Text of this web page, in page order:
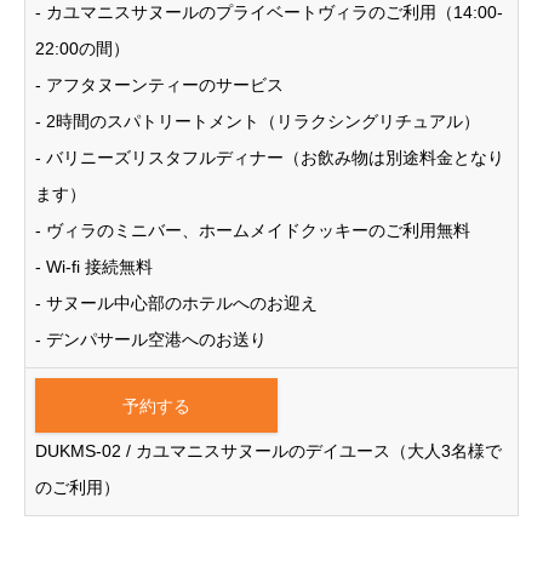
- カユマニスサヌールのプライベートヴィラのご利用（14:00-
22:00の間）
- アフタヌーンティーのサービス
- 2時間のスパトリートメント（リラクシングリチュアル）
- バリニーズリスタフルディナー（お飲み物は別途料金となり
ます）
- ヴィラのミニバー、ホームメイドクッキーのご利用無料
- Wi-fi 接続無料
- サヌール中心部のホテルへのお迎え
- デンパサール空港へのお送り
予約する
DUKMS-02 / カユマニスサヌールのデイユース（大人3名様で
のご利用）